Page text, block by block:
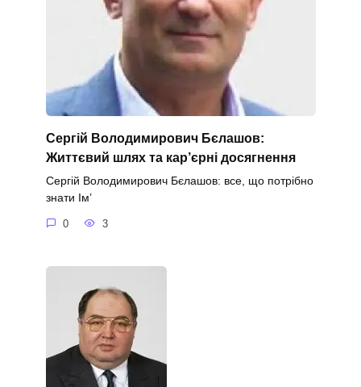
Сергій Володимирович Бєлашов:
Життєвий шлях та кар’єрні досягнення
Сергій Володимирович Бєлашов: все, що потрібно
знати Ім’
0 3